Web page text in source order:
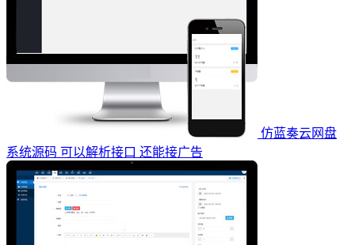
仿蓝奏云网盘
系统源码 可以解析接口 还能接广告